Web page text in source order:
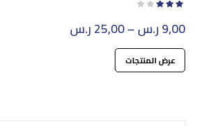
3.00
من 5
9,00ر.س–
25,00ر.س
عرض المنتجات